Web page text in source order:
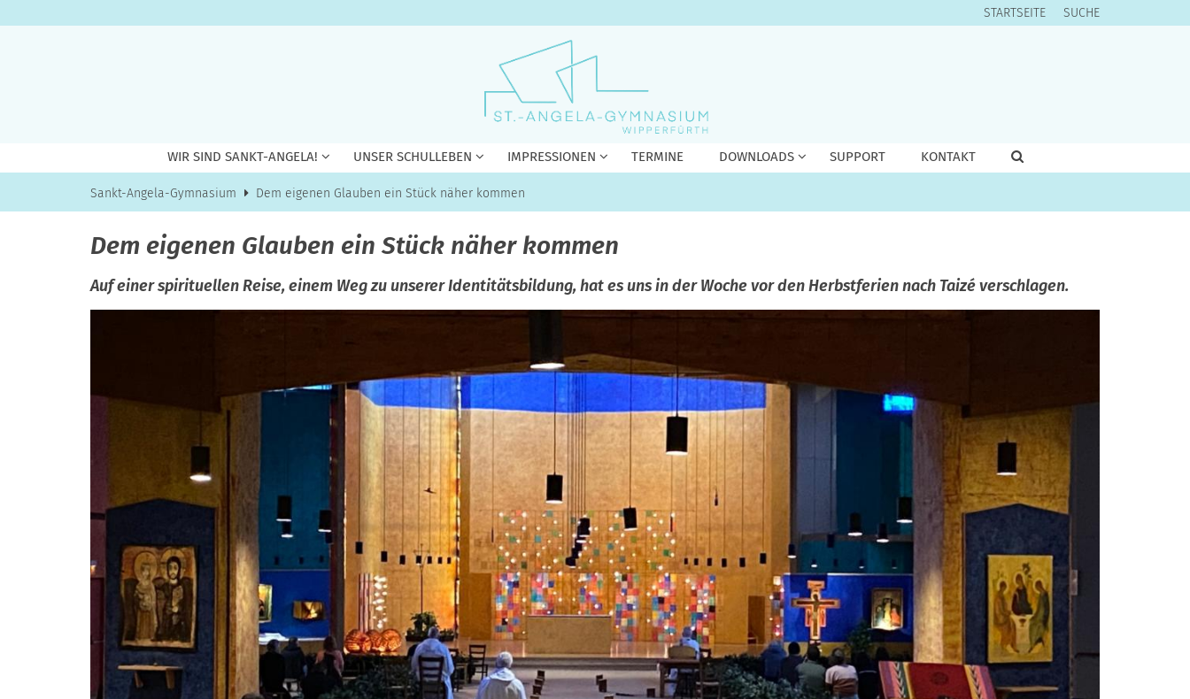
STARTSEITE SUCHE
WIR SIND SANKT-ANGELA! UNSER SCHULLEBEN IMPRESSIONEN TERMINE DOWNLOADS SUPPORT KONTAKT
Sankt-Angela-Gymnasium Dem eigenen Glauben ein Stück näher kommen
Dem eigenen Glauben ein Stück näher kommen
Auf einer spirituellen Reise, einem Weg zu unserer Identitätsbildung, hat es uns in der Woche vor den Herbstferien nach Taizé verschlagen.